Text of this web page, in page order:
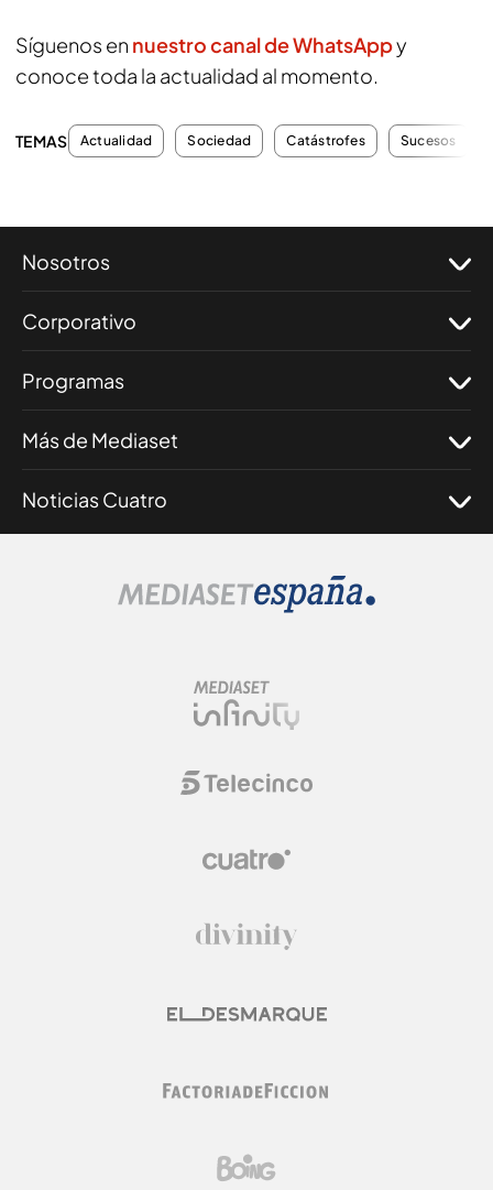
Síguenos en nuestro canal de WhatsAppy
conoce toda la actualidad al momento.
TEMAS Actualidad Sociedad Catástrofes Sucesos
Nosotros
Corporativo
Programas
Más de Mediaset
Noticias Cuatro